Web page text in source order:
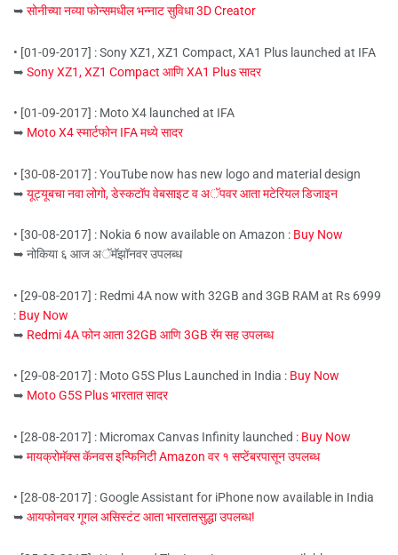
➥ सोनीच्या नव्या फोन्समधील भन्नाट सुविधा 3D Creator
• [01-09-2017] : Sony XZ1, XZ1 Compact, XA1 Plus launched at IFA
➥ Sony XZ1, XZ1 Compact आणि XA1 Plus सादर
• [01-09-2017] : Moto X4 launched at IFA
➥ Moto X4 स्मार्टफोन IFA मध्ये सादर
• [30-08-2017] : YouTube now has new logo and material design
➥ यूट्यूबचा नवा लोगो, डेस्कटॉप वेबसाइट व अॅपवर आता मटेरियल डिजाइन
• [30-08-2017] : Nokia 6 now available on Amazon : Buy Now
➥ नोकिया ६ आज अॅमॅझॉनवर उपलब्ध
• [29-08-2017] : Redmi 4A now with 32GB and 3GB RAM at Rs 6999
: Buy Now
➥ Redmi 4A फोन आता 32GB आणि 3GB रॅम सह उपलब्ध
• [29-08-2017] : Moto G5S Plus Launched in India : Buy Now
➥ Moto G5S Plus भारतात सादर
• [28-08-2017] : Micromax Canvas Infinity launched : Buy Now
➥ मायक्रोमॅक्स कॅनवस इन्फिनिटी Amazon वर १ सप्टेंबरपासून उपलब्ध
• [28-08-2017] : Google Assistant for iPhone now available in India
➥ आयफोनवर गूगल असिस्टंट आता भारतातसुद्धा उपलब्ध!